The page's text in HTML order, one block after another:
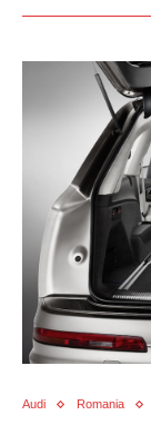
Audi Romania